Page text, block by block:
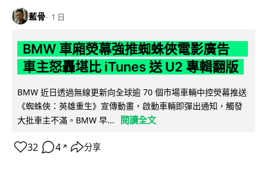
藍骨 1 日
BMW 車廂熒幕強推蜘蛛俠電影廣告
車主怒轟堪比 iTunes 送 U2 專輯翻版
BMW 近日透過無線更新向全球逾 70 個市場車輛中控熒幕推送
《蜘蛛俠：英雄重生》宣傳動畫，啟動車輛即彈出通知，觸發
大批車主不滿。BMW 早...
閱讀全文
32 4 ↗ 分享